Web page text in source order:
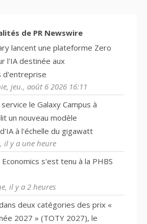
de PR Newswire
lancent une plateforme Zero
l'IA destinée aux
d'entreprise
jeu., août 6 2026 16:11
le Galaxy Campus à
un nouveau modèle
à l'échelle du gigawatt
il y a une heure
s'est tenu à la PHBS
il y a 2 heures
deux catégories des prix «
2027 » (TOTY 2027), le